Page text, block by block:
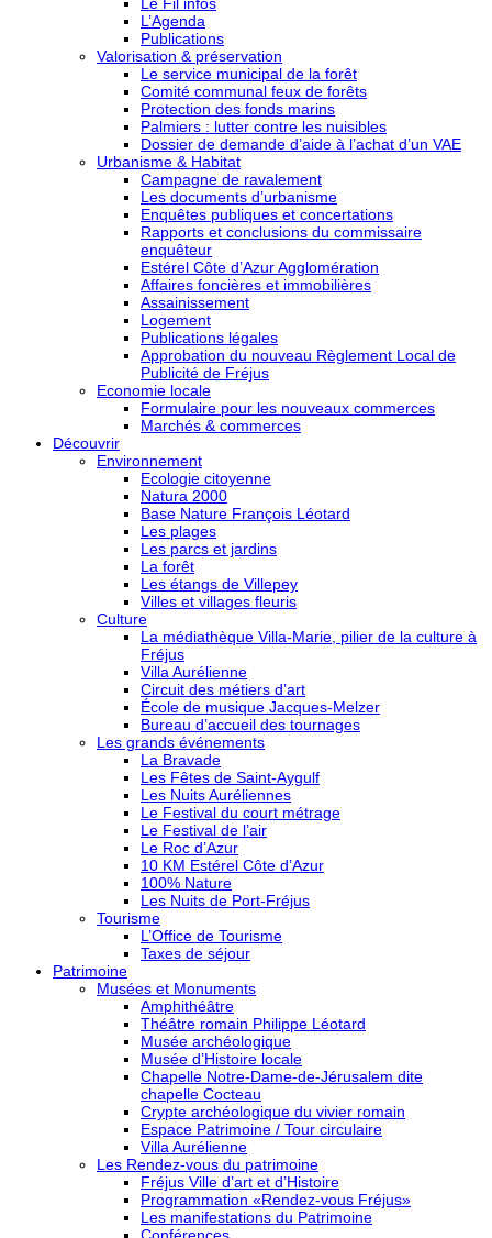
L’Agenda
Publications
Valorisation & préservation
Le service municipal de la forêt
Comité communal feux de forêts
Protection des fonds marins
Palmiers : lutter contre les nuisibles
Dossier de demande d’aide à l’achat d’un VAE
Urbanisme & Habitat
Campagne de ravalement
Les documents d’urbanisme
Enquêtes publiques et concertations
Rapports et conclusions du commissaire
enquêteur
Estérel Côte d’Azur Agglomération
Affaires foncières et immobilières
Assainissement
Logement
Publications légales
Approbation du nouveau Règlement Local de
Publicité de Fréjus
Economie locale
Formulaire pour les nouveaux commerces
Marchés & commerces
Découvrir
Environnement
Ecologie citoyenne
Natura 2000
Base Nature François Léotard
Les plages
Les parcs et jardins
La forêt
Les étangs de Villepey
Villes et villages fleuris
Culture
La médiathèque Villa-Marie, pilier de la culture à
Fréjus
Villa Aurélienne
Circuit des métiers d’art
École de musique Jacques-Melzer
Bureau d’accueil des tournages
Les grands événements
La Bravade
Les Fêtes de Saint-Aygulf
Les Nuits Auréliennes
Le Festival du court métrage
Le Festival de l’air
Le Roc d’Azur
10 KM Estérel Côte d’Azur
100% Nature
Les Nuits de Port-Fréjus
Tourisme
L’Office de Tourisme
Taxes de séjour
Patrimoine
Musées et Monuments
Amphithéâtre
Théâtre romain Philippe Léotard
Musée archéologique
Musée d’Histoire locale
Chapelle Notre-Dame-de-Jérusalem dite
chapelle Cocteau
Crypte archéologique du vivier romain
Espace Patrimoine / Tour circulaire
Villa Aurélienne
Les Rendez-vous du patrimoine
Fréjus Ville d’art et d’Histoire
Programmation «Rendez-vous Fréjus»
Les manifestations du Patrimoine